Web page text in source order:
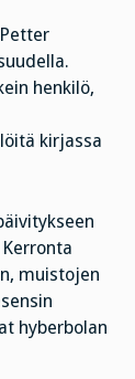
henkilö,
kirjassa
muistojen
hyberbolan